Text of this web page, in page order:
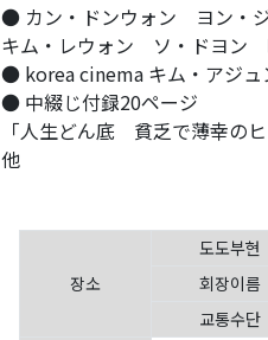
● カン・ドンウォン ヨン・
キム・レウォン ソ・ドヨン
● korea cinema キム・アジ
● 中綴じ付録20ページ
「人生どん底 貧乏で薄幸の
他
장소
도도부현
회장이름
교통수단